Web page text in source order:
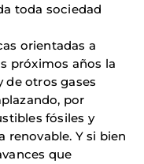
toda sociedad
orientadas a
próximos años la
de otros gases
por
fósiles y
renovable. Y si bien
que